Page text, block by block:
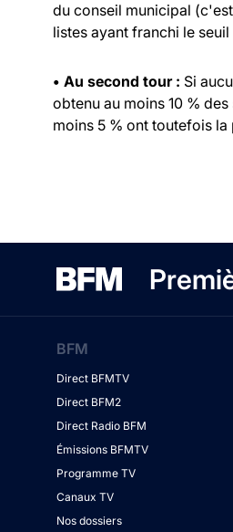
du conseil municipal
listes ayant franchi le seuil
• Au second tour : Si
obtenu au moins 10 %
moins 5 % ont toutefois
BFM
Direct BFMTV
Direct BFM2
Direct Radio BFM
Émissions BFMTV
Programme TV
Canaux TV
Nos dossiers